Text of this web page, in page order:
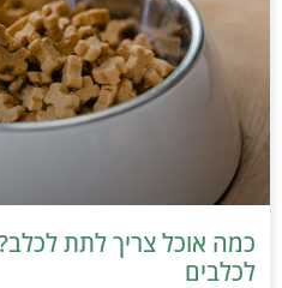
כמה אוכל צריך לתת לכלב?
לכלבים